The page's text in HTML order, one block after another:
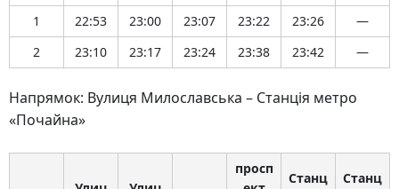
1
22:53 23:00 23:07 23:22 23:26
—
2
23:10 23:17 23:24 23:38 23:42 —
Напрямок: Вулиця Милославська – Станція метро
«Почайна»
просп
Станц
Станц